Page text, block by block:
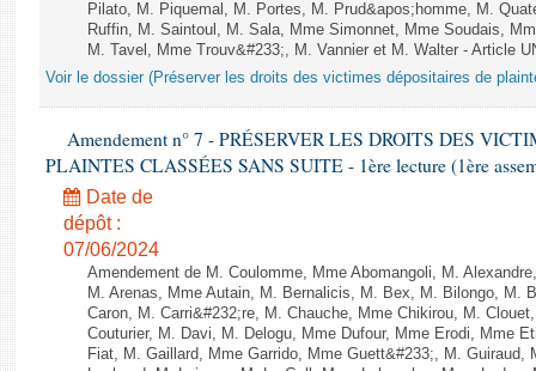
Pilato, M. Piquemal, M. Portes, M. Prud&apos;homme, M.
Ruffin, M. Saintoul, M. Sala, Mme Simonnet, Mme Soudais,
M. Tavel, Mme Trouv&#233;, M. Vannier et M. Walter - Article
Voir le dossier (Préserver les droits des victimes dépositaires de
Amendement n° 7 - PRÉSERVER LES DROITS DES
PLAINTES CLASSÉES SANS SUITE - 1ère lecture (1ère
Date de
dépôt :
07/06/2024
Amendement de M. Coulomme, Mme Abomangoli, M.
M. Arenas, Mme Autain, M. Bernalicis, M. Bex, M. Bilongo, M.
Caron, M. Carri&#232;re, M. Chauche, Mme Chikirou, M.
Couturier, M. Davi, M. Delogu, Mme Dufour, Mme Erodi, Mme
Fiat, M. Gaillard, Mme Garrido, Mme Guett&#233;, M.